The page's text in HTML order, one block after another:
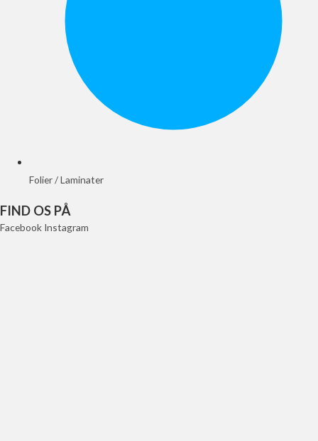
Folier / Laminater
FIND OS PÅ
Facebook Instagram